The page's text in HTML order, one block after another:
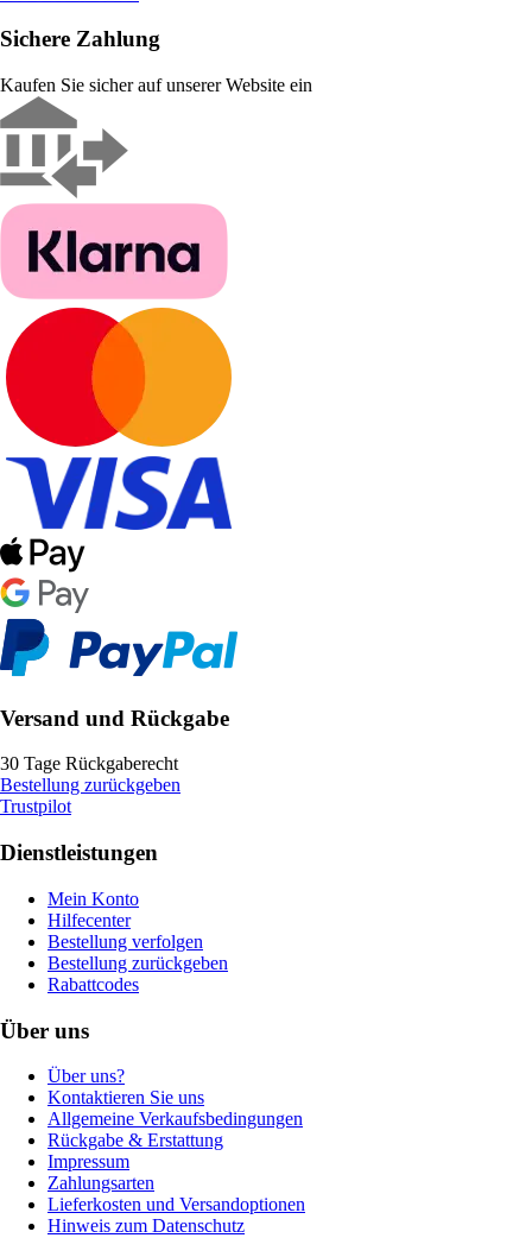
Sichere Zahlung
Kaufen Sie sicher auf unserer Website ein
Versand und Rückgabe
30 Tage Rückgaberecht
Bestellung zurückgeben
Trustpilot
Dienstleistungen
Mein Konto
Hilfecenter
Bestellung verfolgen
Bestellung zurückgeben
Rabattcodes
Über uns
Über uns?
Kontaktieren Sie uns
Allgemeine Verkaufsbedingungen
Rückgabe & Erstattung
Impressum
Zahlungsarten
Lieferkosten und Versandoptionen
Hinweis zum Datenschutz